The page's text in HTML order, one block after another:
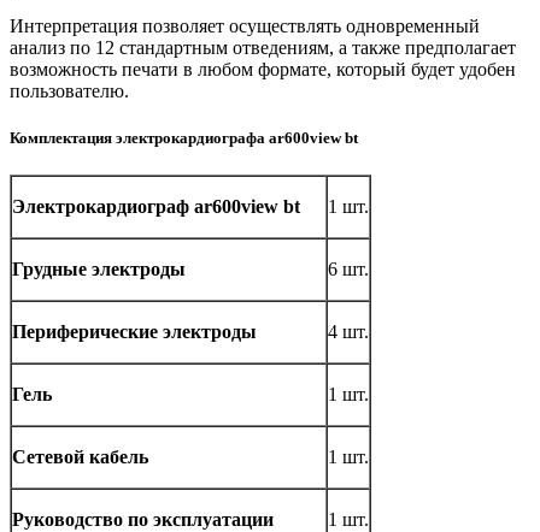
Интерпретация позволяет осуществлять одновременный
анализ по 12 стандартным отведениям, а также предполагает
возможность печати в любом формате, который будет удобен
пользователю.
Комплектация электрокардиографа ar600view bt
Электрокардиограф ar600view bt 1 шт.
Грудные электроды 6 шт.
Периферические электроды 4 шт.
Гель 1 шт.
Сетевой кабель 1 шт.
Руководство по эксплуатации 1 шт.